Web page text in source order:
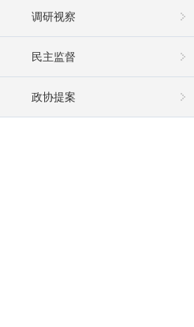
调研视察
民主监督
政协提案